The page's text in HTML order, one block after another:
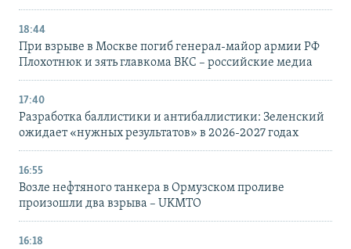
18:44
При взрыве в Москве погиб генерал-майор армии РФ
Плохотнюк и зять главкома ВКС – российские медиа
17:40
Разработка баллистики и антибаллистики: Зеленский
ожидает «нужных результатов» в 2026-2027 годах
16:55
Возле нефтяного танкера в Ормузском проливе
произошли два взрыва – UKMTO
16:18